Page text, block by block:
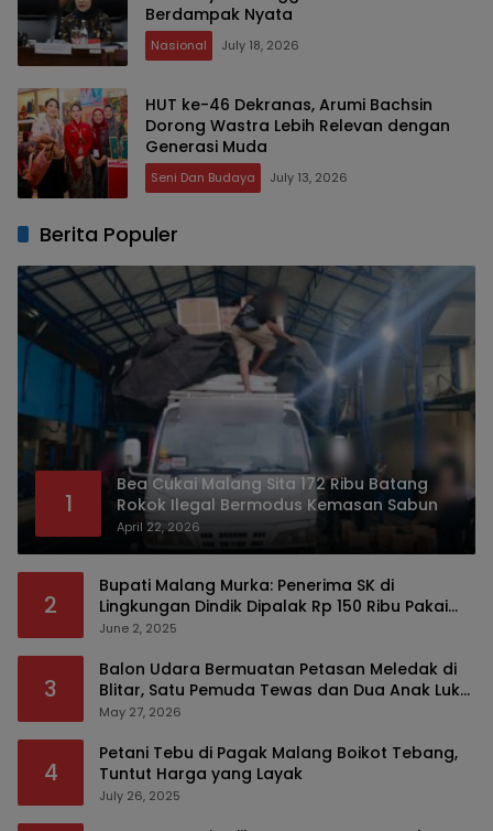
Berdampak Nyata
Nasional July 18, 2026
HUT ke-46 Dekranas, Arumi Bachsin
Dorong Wastra Lebih Relevan dengan
Generasi Muda
Seni Dan Budaya July 13, 2026
Berita Populer
1
Bea Cukai Malang Sita 172 Ribu Batang
Rokok Ilegal Bermodus Kemasan Sabun
April 22, 2026
2
Bupati Malang Murka: Penerima SK di
Lingkungan Dindik Dipalak Rp 150 Ribu Pakai
Modus Tumpengan, KPK Turut Pantau
June 2, 2025
3
Balon Udara Bermuatan Petasan Meledak di
Blitar, Satu Pemuda Tewas dan Dua Anak Luka
Serius
May 27, 2026
4
Petani Tebu di Pagak Malang Boikot Tebang,
Tuntut Harga yang Layak
July 26, 2025